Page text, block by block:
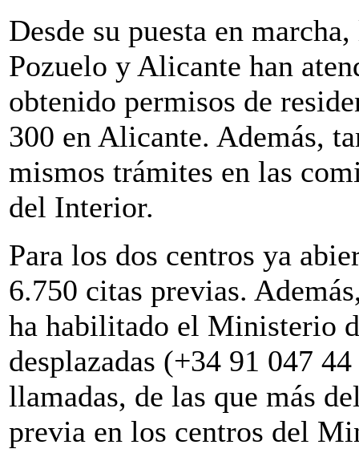
Desde su puesta en
Pozuelo y Alicante han
obtenido permisos de
300 en Alicante. Además,
mismos trámites en las
del Interior.
Para los dos centros ya
6.750 citas previas.
ha habilitado el Ministerio
desplazadas (+34 91 047
llamadas, de las que más
previa en los centros del